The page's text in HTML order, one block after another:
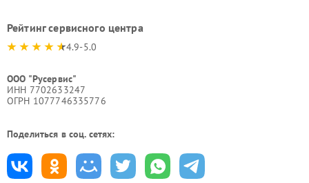
Рейтинг сервисного центра
4.9-5.0
ООО "Русервис"
ИНН 7702633247
ОГРН 1077746335776
Поделиться в соц. сетях: